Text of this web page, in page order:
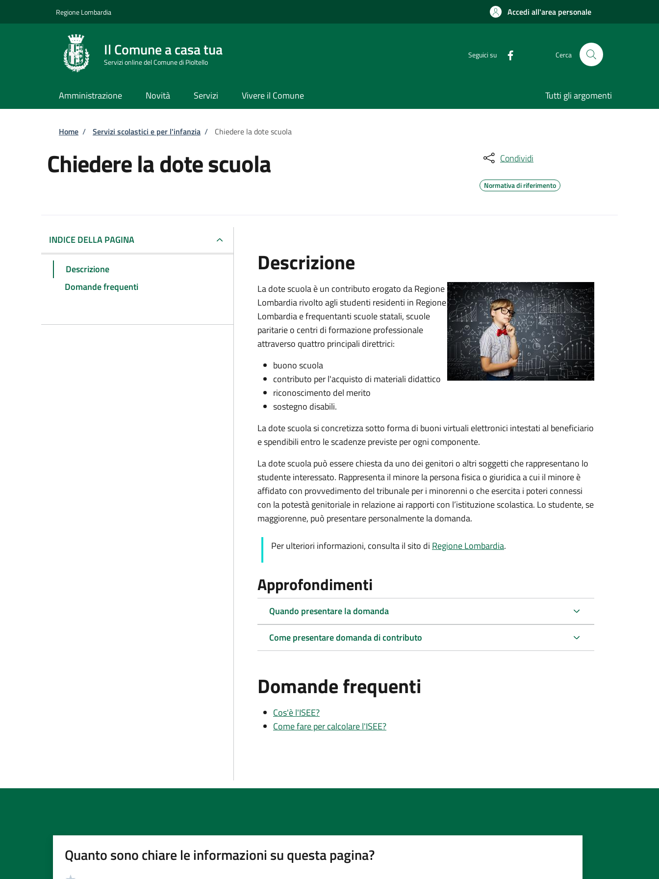
Regione Lombardia Accedi all'area personale
Il Comune a casa tua
Servizi online del Comune di Pioltello
Seguici su Cerca
Amministrazione Novità Servizi Vivere il Comune Tutti gli argomenti
Briciole di pane
Home / Servizi scolastici e per l'infanzia / Chiedere la dote scuola
Chiedere la dote scuola Condividi
Normativa di riferimento
INDICE DELLA PAGINA
Descrizione
Domande frequenti
Descrizione
La dote scuola è un contributo erogato da Regione
Lombardia rivolto agli studenti residenti in Regione
Lombardia e frequentanti scuole statali, scuole
paritarie o centri di formazione professionale
attraverso quattro principali direttrici:
buono scuola
contributo per l'acquisto di materiali didattico
riconoscimento del merito
sostegno disabili.
La dote scuola si concretizza sotto forma di buoni virtuali elettronici intestati al beneficiario
e spendibili entro le scadenze previste per ogni componente.
La dote scuola può essere chiesta da uno dei genitori o altri soggetti che rappresentano lo
studente interessato. Rappresenta il minore la persona fisica o giuridica a cui il minore è
affidato con provvedimento del tribunale per i minorenni o che esercita i poteri connessi
con la potestà genitoriale in relazione ai rapporti con l’istituzione scolastica. Lo studente, se
maggiorenne, può presentare personalmente la domanda.
Per ulteriori informazioni, consulta il sito di Regione Lombardia.
Approfondimenti
Quando presentare la domanda
Come presentare domanda di contributo
Domande frequenti
Cos'è l'ISEE?
Come fare per calcolare l'ISEE?
Quanto sono chiare le informazioni su questa pagina?
Valutazione